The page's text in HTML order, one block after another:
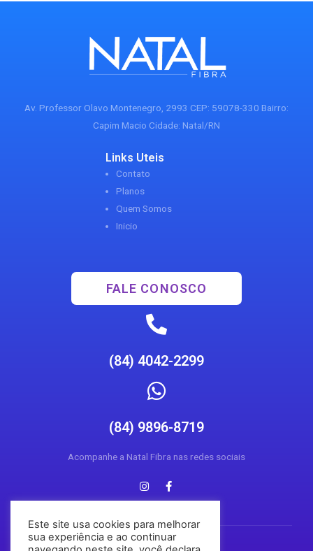
Av. Professor Olavo Montenegro, 2993 CEP: 59078-330 Bairro:
Capim Macio Cidade: Natal/RN
Links Uteis
Contato
Planos
Quem Somos
Inicio
FALE CONOSCO
(84) 4042-2299
(84) 9896-8719
Acompanhe a Natal Fibra nas redes sociais
Este site usa cookies para melhorar
sua experiência e ao continuar